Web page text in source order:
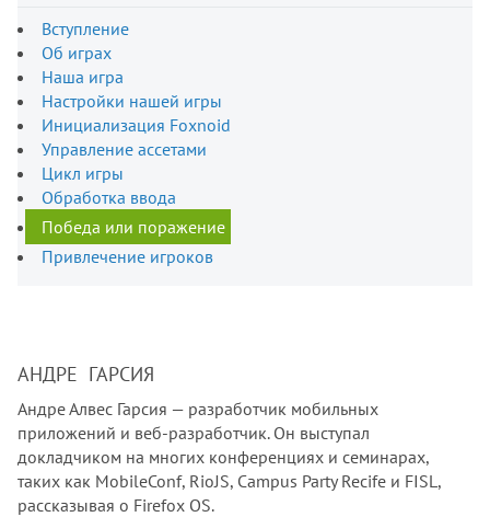
Вступление
Об играх
Наша игра
Настройки нашей игры
Инициализация Foxnoid
Управление ассетами
Цикл игры
Обработка ввода
Победа или поражение
Привлечение игроков
АНДРЕ ГАРСИЯ
Андре Алвес Гарсия — разработчик мобильных
приложений и веб-разработчик. Он выступал
докладчиком на многих конференциях и семинарах,
таких как MobileConf, RioJS, Campus Party Recife и FISL,
рассказывая о Firefox OS.